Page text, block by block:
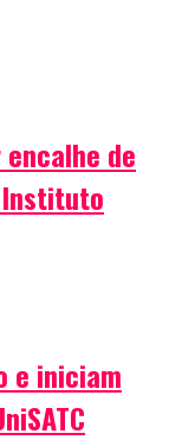
de
Instituto
e iniciam